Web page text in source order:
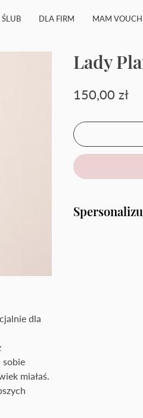
ŚLUB DLA FIRM MAM
dla
sobie
miałaś.
Lady
150,00 zł